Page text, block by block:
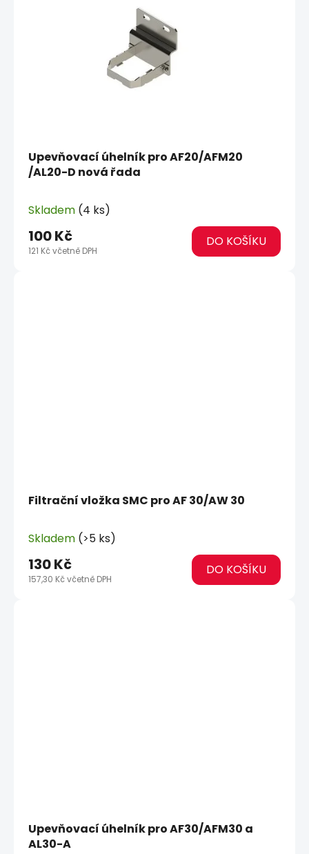
Upevňovací úhelník pro AF20/AFM20
/AL20-D nová řada
Skladem (4 ks)
121 Kč včetně DPH
100 Kč DO KOŠÍKU
Filtrační vložka SMC pro AF 30/AW 30
Skladem (>5 ks)
157,30 Kč včetně DPH
130 Kč DO KOŠÍKU
Upevňovací úhelník pro AF30/AFM30 a
AL30-A